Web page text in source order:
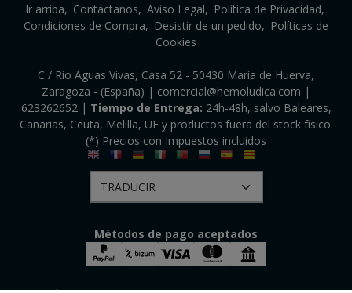
Ir arriba Contáctanos Aviso Legal
Política de Privacidad
Condiciones de Compra
Desistir de un pedido
Políticas de
Cookies
C / Río Aguas Vivas, Casa 52 - 50430 María de Huerva,
Zaragoza - (España) | comercial@hemoludica.com |
623262652| Tiempo de Entrega: 24h-48h, salvo Baleares,
Canarias, Ceuta, Melilla, UE y productos fuera del stock físico.
(*) Precios con Impuestos incluidos
Métodos de pago aceptados